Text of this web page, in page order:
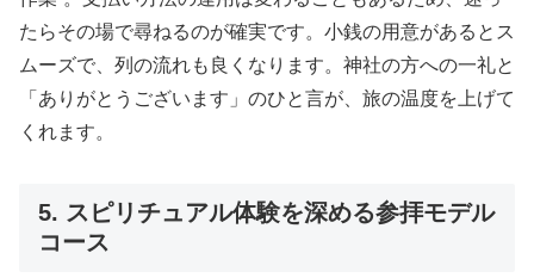
たらその場で尋ねるのが確実です。小銭の用意があるとス
ムーズで、列の流れも良くなります。神社の方への一礼と
「ありがとうございます」のひと言が、旅の温度を上げて
くれます。
5. スピリチュアル体験を深める参拝モデル
コース